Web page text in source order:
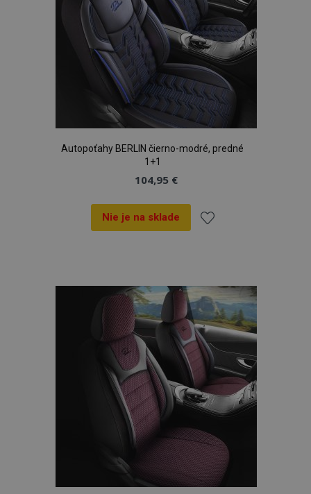
Autopoťahy BERLIN čierno-modré, predné
1+1
104,95 €
Nie je na sklade
zoznamu
prianí